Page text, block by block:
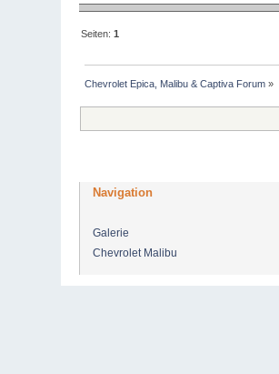
Seiten:1
Chevrolet Epica, Malibu & Captiva Forum »
Navigation
Galerie
Chevrolet Malibu